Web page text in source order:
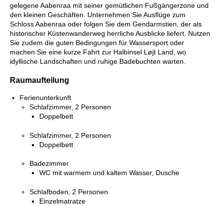
gelegene Aabenraa mit seiner gemütlichen Fußgängerzone und
den kleinen Geschäften. Unternehmen Sie Ausflüge zum
Schloss Aabenraa oder folgen Sie dem Gendarmstien, der als
historischer Küstenwanderweg herrliche Ausblicke liefert. Nutzen
Sie zudem die guten Bedingungen für Wassersport oder
machen Sie eine kurze Fahrt zur Halbinsel Løjt Land, wo
idyllische Landschaften und ruhige Badebuchten warten.
Raumaufteilung
Ferienunterkunft
Schlafzimmer, 2 Personen
Doppelbett
Schlafzimmer, 2 Personen
Doppelbett
Badezimmer
WC mit warmem und kaltem Wasser, Dusche
Schlafboden, 2 Personen
Einzelmatratze